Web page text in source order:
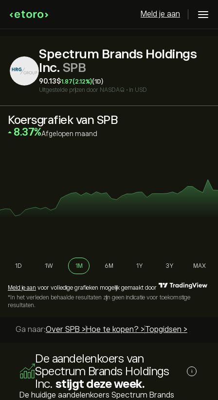
Meld je aan
Spectrum Brands Holdings
Inc. SPB
90.13‎$‎1.87(2.12%)(1D)
Uitgestelde prijzen door NASDAQ • in USD
Koersgrafiek van SPB
‎8.37‎ Afgelopen maand
1D 1W 1M 6M 1Y 3Y MAX
Meld je aan voor volledige grafieken mogelijk gemaakt door
*In het verleden behaalde resultaten zijn geen indicatie voor toekomstige
resultaten.
Ga naar:Over SPB > Hoe te kopen? >Topgidsen >
De aandelenkoers van
Spectrum Brands Holdings
Inc. stijgt deze week.
i
De huidige aandelenkoers Spectrum Brands